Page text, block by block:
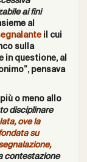
ai fini
al
il cui
sulla
in questione, al
pensava
o meno allo
disciplinare
ove la
su
contestazione